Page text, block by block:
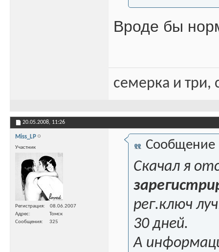
Вроде бы
семерка и три,
20.05.2008, 11:26
Miss_LP
Участник
Регистрация
08.06.2007
Адрес
Томск
Сообщения
325
Сообщение
Скачал я
рег.ключ
30 дней.
А